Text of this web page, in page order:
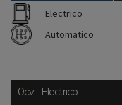
Electrico
Automatico
0cv - Electrico